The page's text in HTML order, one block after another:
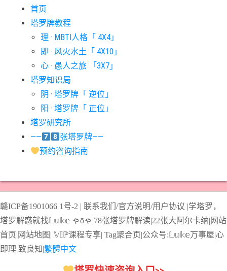
#宝剑七意思
#宝剑五意思 #宝剑侍从意思
#宝剑十意思 #宝剑四意思 #宝剑国王意思
#愚人牌意思 #战车牌意思
#星币七意思 #星币三意思
#星币五意思 #星币侍从意思
#星币骑士意思 #星星牌意思
#权杖五意思 #权杖侍从意思 #权杖八意思 #权杖六意思
#权杖骑士意思 #死神牌意思 #皇后牌意思
#皇帝牌意思 #节制牌意思 #隐士牌意思 #高塔牌意思
#魔术师意思 圣杯骑士意思
首页
塔罗牌教程
理 · MBTI人格「 4X4」
即 · 风火水土「 4X10」
心 · 愚人之旅 「3X7」
塔罗知识局
阴 · 塔罗牌「 逆位」
阳 · 塔罗牌「 正位」
塔罗研究所
——
张塔罗牌——
预约咨询指南
赣ICP备1901066 1号-2 | 联系我们/官方说明/用户协议 |学塔罗，
塔罗解惑就找𝕃𝕦𝕜𝕖 ゃōゃ|78张塔罗牌解读|22张大阿尔卡纳| 网站
首页| 网站地图 | 𝕍𝕀ℙ课程专享| Tag聚合页|公众号:𝕃𝕦𝕜𝕖万事屋|心
即理 致良知|繁體中文